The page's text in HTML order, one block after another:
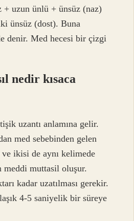
+ uzun ünlü + ünsüz (naz)
ünsüz (dost). Buna
denir. Med hecesi bir çizgi
nedir kısaca
uzantı anlamına gelir.
med sebebinden gelen
ve ikisi de aynı kelimede
meddi muttasil oluşur.
kadar uzatılması gerekir.
4-5 saniyelik bir süreye